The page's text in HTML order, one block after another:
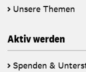
Unsere Themen
Aktiv werden
Spenden &